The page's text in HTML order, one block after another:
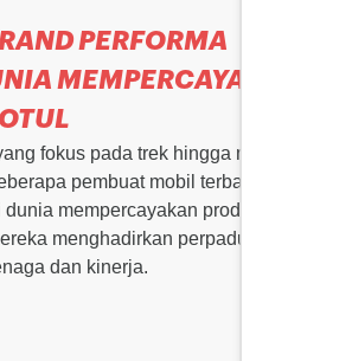
PERFORMA
MEMPERCAYAI
fokus pada trek hingga mobil sport
pembuat mobil terbaik dan
mempercayakan produk Motul
menghadirkan perpaduan
dan kinerja.